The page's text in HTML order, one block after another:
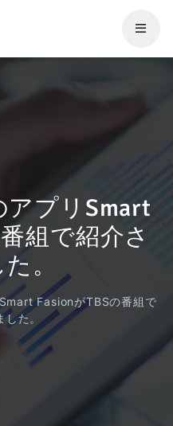
アプリSmart
組で紹介さ
。
FasionがTBSの番組で
た。